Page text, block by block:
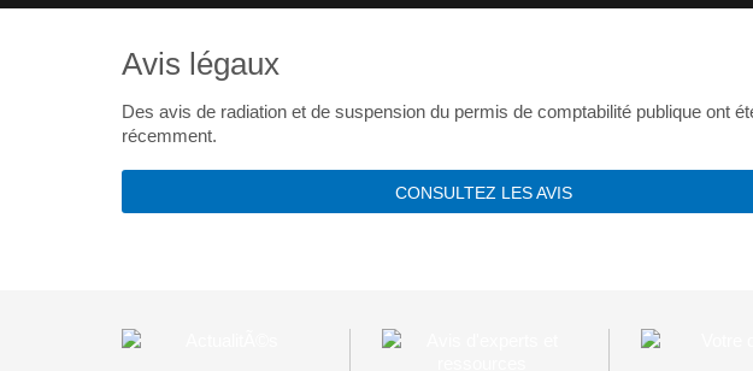
Avis légaux
Des avis de radiation et de suspension du permis de comptabilité publique ont
récemment.
CONSULTEZ LES AVIS